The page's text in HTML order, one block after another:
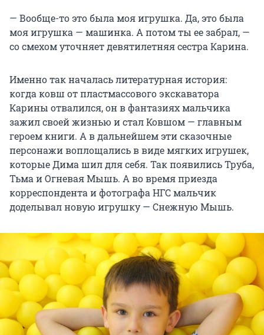
— Вообще-то это была моя игрушка. Да, это была
моя игрушка — машинка. А потом ты ее забрал, —
со смехом уточняет девятилетняя сестра Карина.
Именно так началась литературная история:
когда ковш от пластмассового экскаватора
Карины отвалился, он в фантазиях мальчика
зажил своей жизнью и стал Ковшом — главным
героем книги. А в дальнейшем эти сказочные
персонажи воплощались в виде мягких игрушек,
которые Дима шил для себя. Так появились Труба,
Тьма и Огневая Мышь. А во время приезда
корреспондента и фотографа НГС мальчик
доделывал новую игрушку — Снежную Мышь.